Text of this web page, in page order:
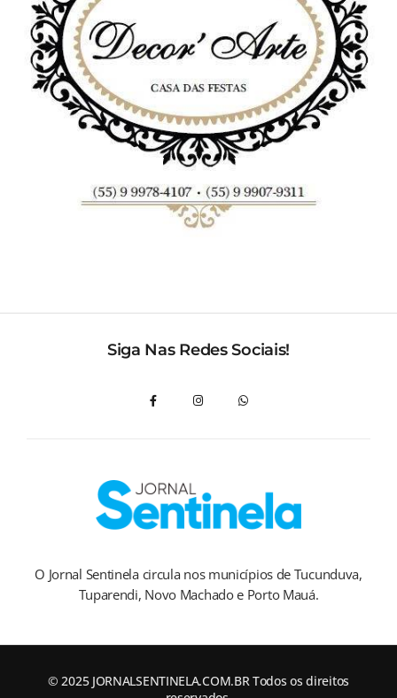
Siga Nas Redes Sociais!
O Jornal Sentinela circula nos municípios de Tucunduva,
Tuparendi, Novo Machado e Porto Mauá.
© 2025 JORNALSENTINELA.COM.BR Todos os direitos